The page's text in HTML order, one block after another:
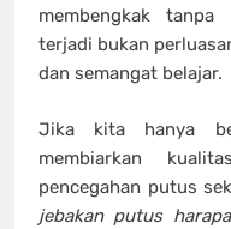
membengkak
terjadi bukan
dan semangat belajar.
Jika kita hanya
membiarkan
pencegahan putus
jebakan putus